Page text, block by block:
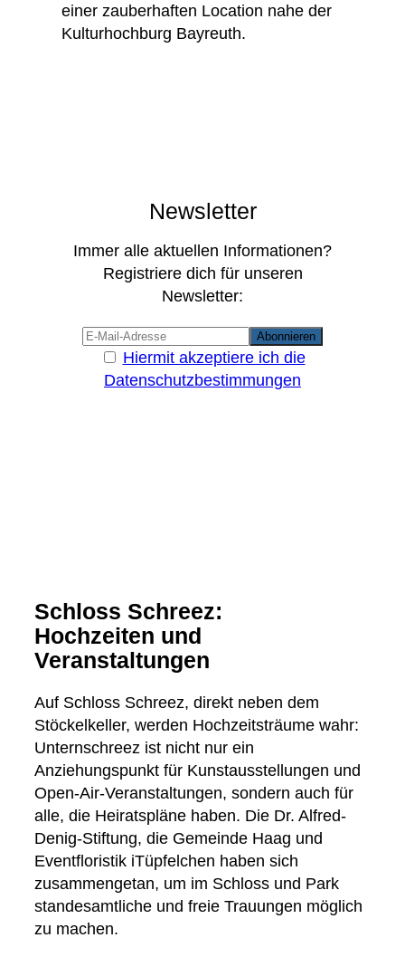
einer zauberhaften Location nahe der
Kulturhochburg Bayreuth.
Newsletter
Immer alle aktuellen Informationen?
Registriere dich für unseren
Newsletter:
Hiermit akzeptiere ich die
Datenschutzbestimmungen
Schloss Schreez:
Hochzeiten und
Veranstaltungen
Auf Schloss Schreez, direkt neben dem
Stöckelkeller, werden Hochzeitsträume wahr:
Unternschreez ist nicht nur ein
Anziehungspunkt für Kunstausstellungen und
Open-Air-Veranstaltungen, sondern auch für
alle, die Heiratspläne haben. Die Dr. Alfred-
Denig-Stiftung, die Gemeinde Haag und
Eventfloristik iTüpfelchen haben sich
zusammengetan, um im Schloss und Park
standesamtliche und freie Trauungen möglich
zu machen.